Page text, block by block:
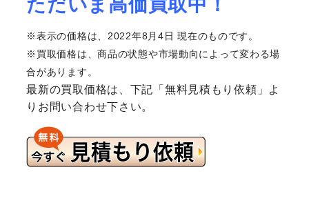
ただいま高価買取中！
※表示の価格は、2022年8月4日 現在のものです。
※買取価格は、商品の状態や市場動向によって変わる場
合があります。
最新の買取価格は、下記「無料見積もり依頼」よ
りお問い合わせ下さい。